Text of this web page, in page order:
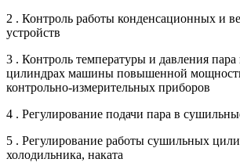
2 . Контроль работы конденсационных и
устройств
3 . Контроль температуры и давления
цилиндрах машины повышенной
контрольно-измерительных приборов
4 . Регулирование подачи пара в
5 . Регулирование работы сушильных
холодильника, наката